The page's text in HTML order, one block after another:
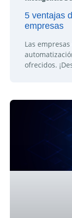
5 ventajas
empresas
Las
ofrecidos.